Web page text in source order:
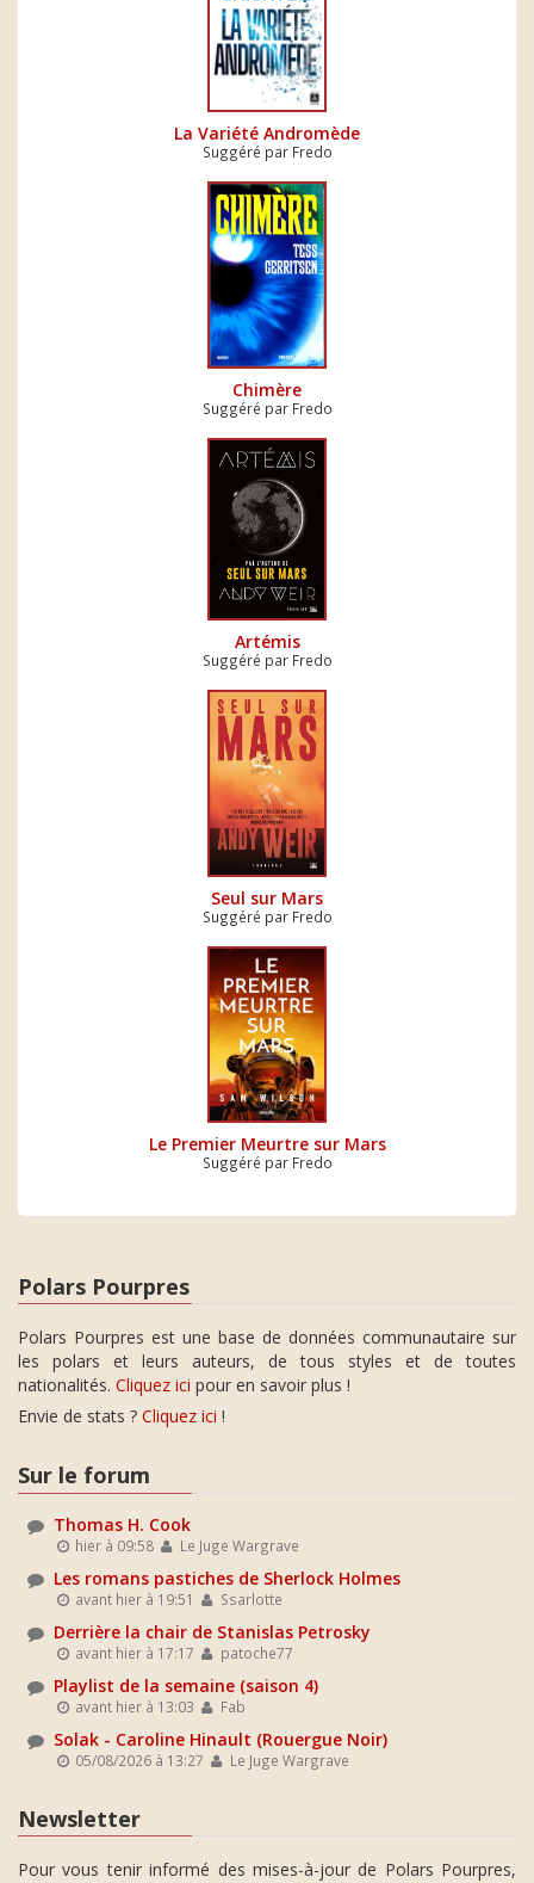
La Variété Andromède
Suggéré par Fredo
Chimère
Suggéré par Fredo
Artémis
Suggéré par Fredo
Seul sur Mars
Suggéré par Fredo
Le Premier Meurtre sur Mars
Suggéré par Fredo
Polars Pourpres
Polars Pourpres est une base de données communautaire sur
les polars et leurs auteurs, de tous styles et de toutes
nationalités. Cliquez ici pour en savoir plus !
Envie de stats ? Cliquez ici !
Sur le forum
Thomas H. Cook
hier à 09:58 Le Juge Wargrave
Les romans pastiches de Sherlock Holmes
avant hier à 19:51 Ssarlotte
Derrière la chair de Stanislas Petrosky
avant hier à 17:17 patoche77
Playlist de la semaine (saison 4)
avant hier à 13:03 Fab
Solak - Caroline Hinault (Rouergue Noir)
05/08/2026 à 13:27 Le Juge Wargrave
Newsletter
Pour vous tenir informé des mises-à-jour de Polars Pourpres,